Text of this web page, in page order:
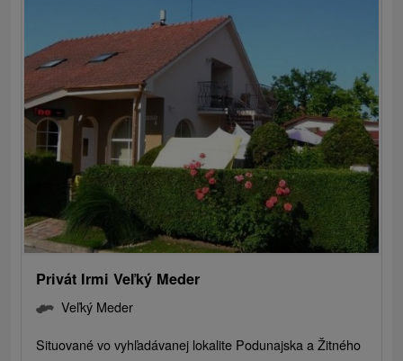
Privát Irmi Veľký Meder
Veľký Meder
Situované vo vyhľadávanej lokalite Podunajska a Žitného